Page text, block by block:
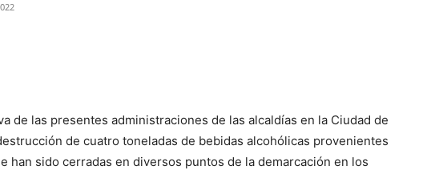
de las presentes administraciones de las alcaldías en la Ciudad de
de cuatro toneladas de bebidas alcohólicas provenientes
han sido cerradas en diversos puntos de la demarcación en los